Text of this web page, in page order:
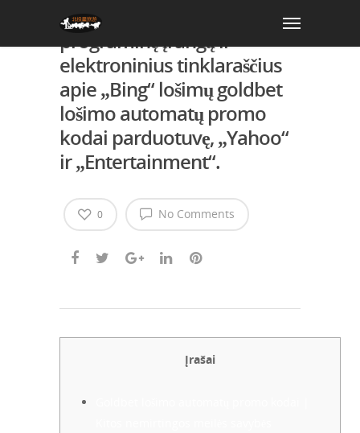
Gaukite „Android“
programinę įrangą ir
elektroninius tinklaraščius
apie „Bing“ lošimų goldbet
lošimo automatų promo
kodai parduotuvę, „Yahoo“
ir „Entertainment“.
No Comments
0
Įrašai